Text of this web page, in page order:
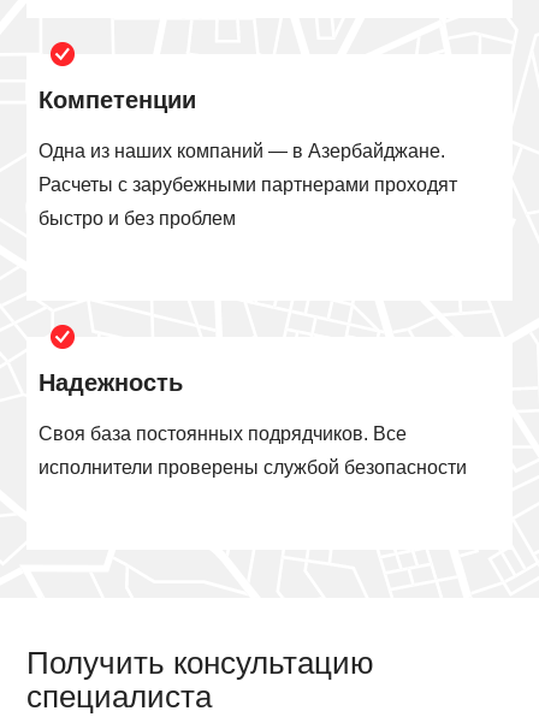
Компетенции
Одна из наших компаний — в Азербайджане.
Расчеты с зарубежными партнерами проходят
быстро и без проблем
Надежность
Своя база постоянных подрядчиков. Все
исполнители проверены службой безопасности
Получить консультацию
специалиста